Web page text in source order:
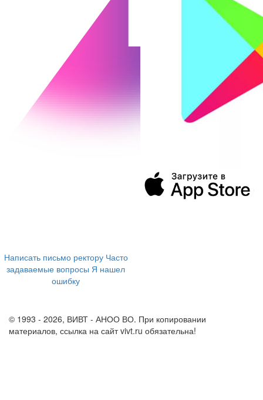
Написать письмо ректору Часто
задаваемые вопросы Я нашел
ошибку
© 1993 - 2026, ВИВТ - АНОО ВО. При копировании
материалов, ссылка на сайт vivt.ru обязательна!